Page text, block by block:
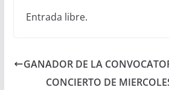
Entrada libre.
GANADOR DE LA
CONCIERTO DE